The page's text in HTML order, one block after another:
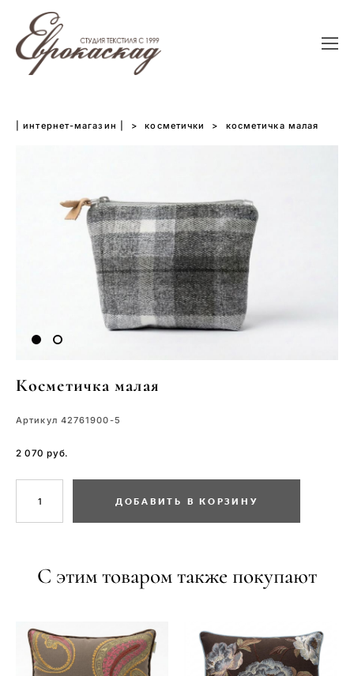
| интернет-магазин | > косметички > косметичка малая
Косметичка малая
Артикул 42761900-5
2 070 pуб.
ДОБАВИТЬ В КОРЗИНУ
С этим товаром также покупают